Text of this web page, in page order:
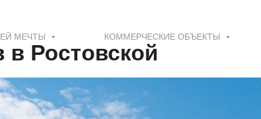
МЕЧТЫ КОММЕРЧЕСКИЕ ОБЪЕКТЫ
в Ростовской